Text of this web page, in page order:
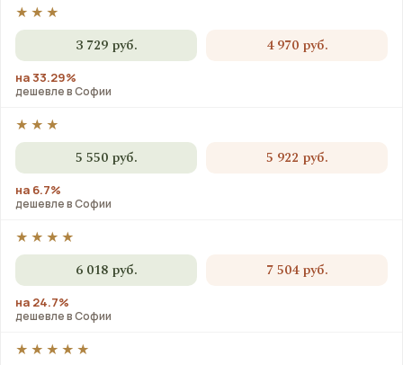
★★★
3 729 руб. 4 970 руб.
на 33.29%
дешевле в Софии
★★★
5 550 руб. 5 922 руб.
на 6.7%
дешевле в Софии
★★★★
6 018 руб. 7 504 руб.
на 24.7%
дешевле в Софии
★★★★★